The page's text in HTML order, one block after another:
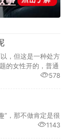
，但这是一种处方
的女性开的，普通
578
，那不做肯定是很
1143